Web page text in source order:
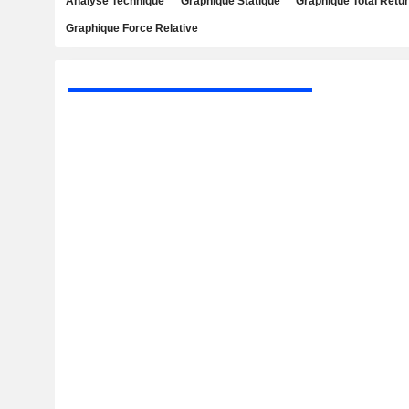
Graphique Force Relative